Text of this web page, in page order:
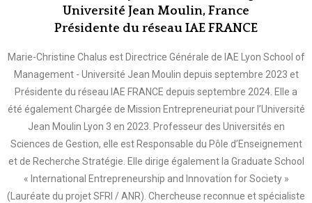
Université Jean Moulin, France
Présidente du réseau IAE FRANCE
Marie-Christine Chalus est Directrice Générale de IAE Lyon School of
Management - Université Jean Moulin depuis septembre 2023 et
Présidente du réseau IAE FRANCE depuis septembre 2024. Elle a
été également Chargée de Mission Entrepreneuriat pour l’Université
Jean Moulin Lyon 3 en 2023. Professeur des Universités en
Sciences de Gestion, elle est Responsable du Pôle d’Enseignement
et de Recherche Stratégie. Elle dirige également la Graduate School
« International Entrepreneurship and Innovation for Society »
(Lauréate du projet SFRI / ANR). Chercheuse reconnue et spécialiste